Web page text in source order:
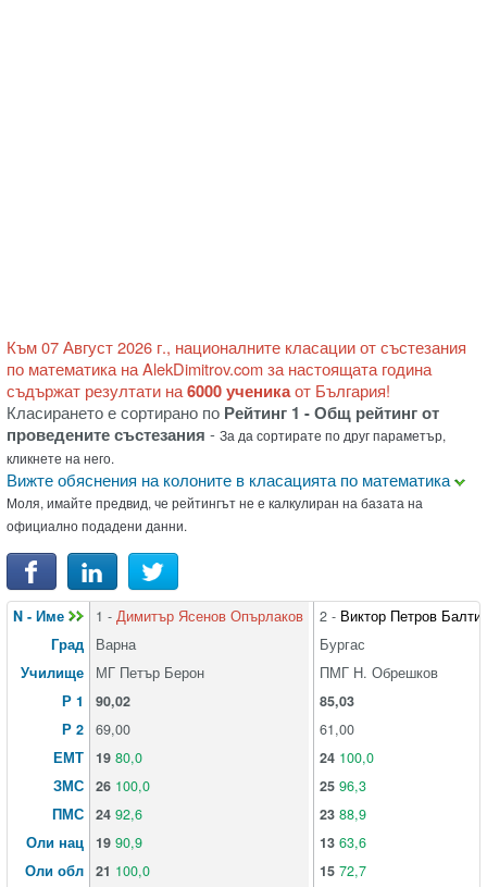
Към 07 Август 2026 г., националните класации от състезания
по математика на AlekDimitrov.com за настоящата година
съдържат резултати на6000 ученикаот България!
Класирането е сортирано по Рейтинг 1 - Общ рейтинг от
проведените състезания - За да сортирате по друг параметър,
кликнете на него.
Вижте обяснения на колоните в класацията по математика
Моля, имайте предвид, че рейтингът не е калкулиран на базата на
официално подадени данни.
N - Име
Град
Училище
Р 1
Р 2
ЕМТ
ЗМС
ПМС
Оли нац
Оли обл
1 - Димитър Ясенов Опърлаков
Варна
МГ Петър Берон
90,02
69,00
19 80,0
26 100,0
24 92,6
19 90,9
21 100,0
2 - Виктор Петров
Бургас
ПМГ Н. Обрешков
85,03
61,00
24 100,0
25 96,3
23 88,9
13 63,6
15 72,7